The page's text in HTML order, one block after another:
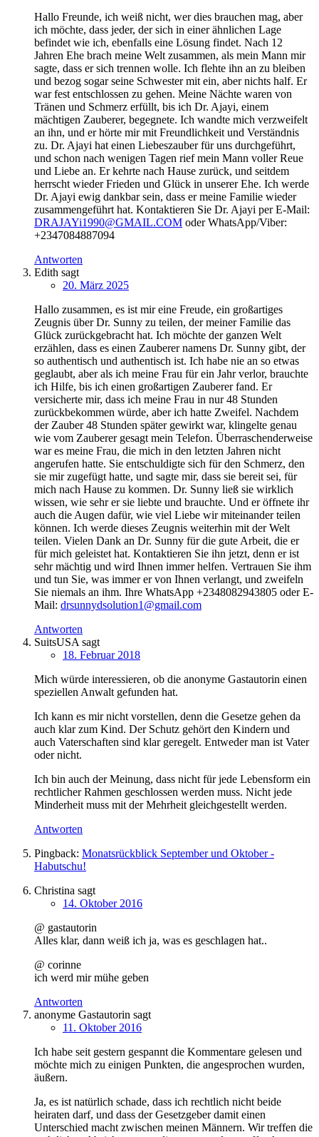
Hallo Freunde, ich weiß nicht, wer dies brauchen mag, aber
ich möchte, dass jeder, der sich in einer ähnlichen Lage
befindet wie ich, ebenfalls eine Lösung findet. Nach 12
Jahren Ehe brach meine Welt zusammen, als mein Mann mir
sagte, dass er sich trennen wolle. Ich flehte ihn an zu bleiben
und bezog sogar seine Schwester mit ein, aber nichts half. Er
war fest entschlossen zu gehen. Meine Nächte waren von
Tränen und Schmerz erfüllt, bis ich Dr. Ajayi, einem
mächtigen Zauberer, begegnete. Ich wandte mich verzweifelt
an ihn, und er hörte mir mit Freundlichkeit und Verständnis
zu. Dr. Ajayi hat einen Liebeszauber für uns durchgeführt,
und schon nach wenigen Tagen rief mein Mann voller Reue
und Liebe an. Er kehrte nach Hause zurück, und seitdem
herrscht wieder Frieden und Glück in unserer Ehe. Ich werde
Dr. Ajayi ewig dankbar sein, dass er meine Familie wieder
zusammengeführt hat. Kontaktieren Sie Dr. Ajayi per E-Mail:
DRAJAYi1990@GMAIL.COM oder WhatsApp/Viber:
+2347084887094
Antworten
Edith sagt
20. März 2025
Hallo zusammen, es ist mir eine Freude, ein großartiges
Zeugnis über Dr. Sunny zu teilen, der meiner Familie das
Glück zurückgebracht hat. Ich möchte der ganzen Welt
erzählen, dass es einen Zauberer namens Dr. Sunny gibt, der
so authentisch und authentisch ist. Ich habe nie an so etwas
geglaubt, aber als ich meine Frau für ein Jahr verlor, brauchte
ich Hilfe, bis ich einen großartigen Zauberer fand. Er
versicherte mir, dass ich meine Frau in nur 48 Stunden
zurückbekommen würde, aber ich hatte Zweifel. Nachdem
der Zauber 48 Stunden später gewirkt war, klingelte genau
wie vom Zauberer gesagt mein Telefon. Überraschenderweise
war es meine Frau, die mich in den letzten Jahren nicht
angerufen hatte. Sie entschuldigte sich für den Schmerz, den
sie mir zugefügt hatte, und sagte mir, dass sie bereit sei, für
mich nach Hause zu kommen. Dr. Sunny ließ sie wirklich
wissen, wie sehr er sie liebte und brauchte. Und er öffnete ihr
auch die Augen dafür, wie viel Liebe wir miteinander teilen
können. Ich werde dieses Zeugnis weiterhin mit der Welt
teilen. Vielen Dank an Dr. Sunny für die gute Arbeit, die er
für mich geleistet hat. Kontaktieren Sie ihn jetzt, denn er ist
sehr mächtig und wird Ihnen immer helfen. Vertrauen Sie ihm
und tun Sie, was immer er von Ihnen verlangt, und zweifeln
Sie niemals an ihm. Ihre WhatsApp +2348082943805 oder E-
Mail: drsunnydsolution1@gmail.com
Antworten
SuitsUSA sagt
18. Februar 2018
Mich würde interessieren, ob die anonyme Gastautorin einen
speziellen Anwalt gefunden hat.
Ich kann es mir nicht vorstellen, denn die Gesetze gehen da
auch klar zum Kind. Der Schutz gehört den Kindern und
auch Vaterschaften sind klar geregelt. Entweder man ist Vater
oder nicht.
Ich bin auch der Meinung, dass nicht für jede Lebensform ein
rechtlicher Rahmen geschlossen werden muss. Nicht jede
Minderheit muss mit der Mehrheit gleichgestellt werden.
Antworten
Pingback: Monatsrückblick September und Oktober -
Habutschu!
Christina sagt
14. Oktober 2016
@ gastautorin
Alles klar, dann weiß ich ja, was es geschlagen hat..
@ corinne
ich werd mir mühe geben
Antworten
anonyme Gastautorin sagt
11. Oktober 2016
Ich habe seit gestern gespannt die Kommentare gelesen und
möchte mich zu einigen Punkten, die angesprochen wurden,
äußern.
Ja, es ist natürlich schade, dass ich rechtlich nicht beide
heiraten darf, und dass der Gesetzgeber damit einen
Unterschied macht zwischen meinen Männern. Wir treffen die